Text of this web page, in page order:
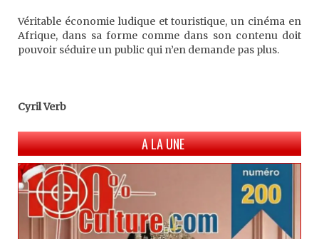
Véritable économie ludique et touristique, un cinéma en
Afrique, dans sa forme comme dans son contenu doit
pouvoir séduire un public qui n’en demande pas plus.
Cyril Verb
A LA UNE